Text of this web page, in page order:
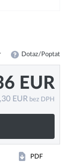
Dotaz/Poptat
EUR
EUR bez DPH
PDF